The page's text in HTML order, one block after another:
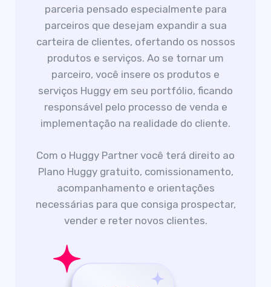
parceria pensado especialmente para
parceiros que desejam expandir a sua
carteira de clientes, ofertando os nossos
produtos e serviços. Ao se tornar um
parceiro, você insere os produtos e
serviços Huggy em seu portfólio, ficando
responsável pelo processo de venda e
implementação na realidade do cliente.
Com o Huggy Partner você terá direito ao
Plano Huggy gratuito, comissionamento,
acompanhamento e orientações
necessárias para que consiga prospectar,
vender e reter novos clientes.